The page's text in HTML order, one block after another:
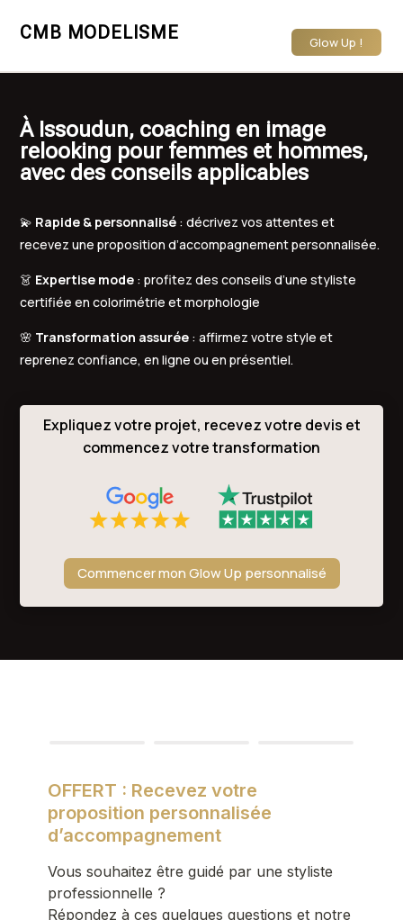
CMB MODELISME Glow Up !
À Issoudun, coaching en image
relooking pour femmes et hommes,
avec des conseils applicables
💫 Rapide & personnalisé : décrivez vos attentes et
recevez une proposition d’accompagnement personnalisée.
👗 Expertise mode : profitez des conseils d’une styliste
certifiée en colorimétrie et morphologie
🌸 Transformation assurée : affirmez votre style et
reprenez confiance, en ligne ou en présentiel.
Expliquez votre projet, recevez votre devis et
commencez votre transformation
Commencer mon Glow Up personnalisé